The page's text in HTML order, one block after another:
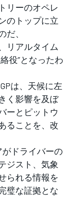
リーのオペレ
のトップに立
、
リアルタイム
役”となったわ
は、天候に左
く影響を及ぼ
ーとピットウ
ることを、改
ドライバーの
ジスト、気象
られる情報を
璧な証拠とな